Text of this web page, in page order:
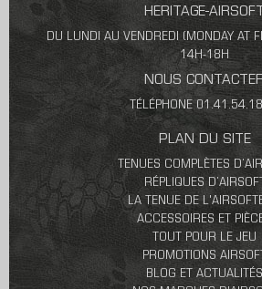
HERITAGE-AIRSOFT
DU LUNDI AU VENDREDI (MONDAY AT
14H-18H
NOUS
TÉLÉPHONE
PLAN DU SITE
TENUES COMPLÈTES
RÉPLIQUES D’AIRSOFT
LA TENUE DE
ACCESSOIRES ET
TOUT POUR LE JEU
PROMOTIONS
BLOG ET ACTUALITÉS